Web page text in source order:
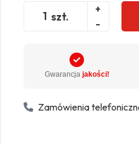
szt.
+
-
Gwarancja jakości!
Zamówienia